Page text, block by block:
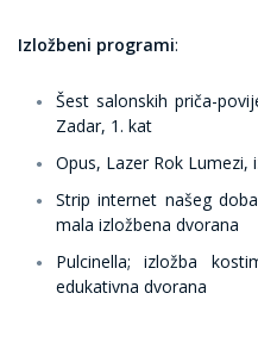
Izložbeni programi:
Šest salonskih priča-
Zadar, 1. kat
Opus, Lazer Rok Lumezi,
Strip internet našeg
mala izložbena dvorana
Pulcinella; izložba
edukativna dvorana